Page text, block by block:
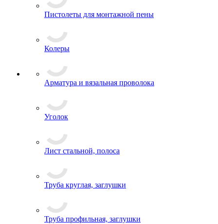
Пистолеты для монтажной пены
Колеры
Арматура и вязальная проволока
Уголок
Лист стальной, полоса
Труба круглая, заглушки
Труба профильная, заглушки